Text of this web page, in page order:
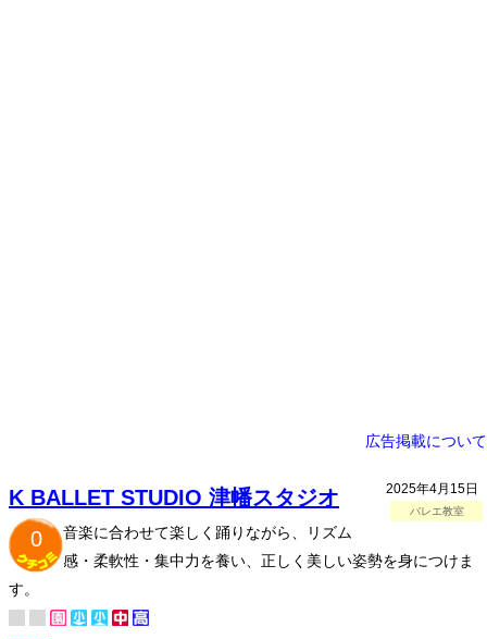
広告掲載について
2025年4月15日
バレエ教室
K BALLET STUDIO 津幡スタジオ
0
音楽に合わせて楽しく踊りながら、リズム
感・柔軟性・集中力を養い、正しく美しい姿勢を身につけま
す。